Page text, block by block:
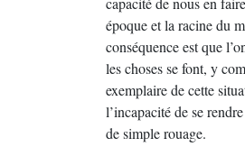
époque et la racine du
conséquence est que
les choses se font, y
exemplaire de cette
l’incapacité de se
de simple rouage.